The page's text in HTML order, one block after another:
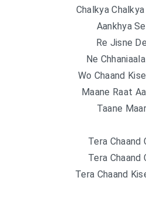
Chalkya
Aankhya
Re Jisne
Ne
Wo Chaand
Maane Raat
Taane
Tera Chaand
Tera Chaand
Tera Chaand